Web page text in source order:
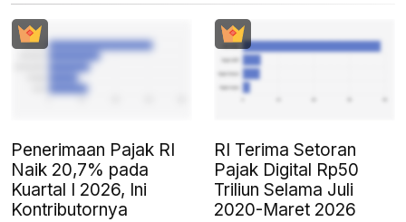
Penerimaan Pajak RI
Naik 20,7% pada
Kuartal I 2026, Ini
Kontributornya
RI Terima Setoran
Pajak Digital Rp50
Triliun Selama Juli
2020-Maret 2026